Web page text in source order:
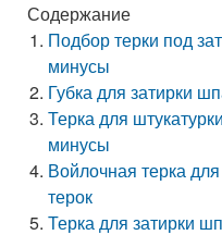
Содержание
Подбор терки под
минусы
Губка для затирки
Терка для
минусы
Войлочная терка
терок
Терка для затирки